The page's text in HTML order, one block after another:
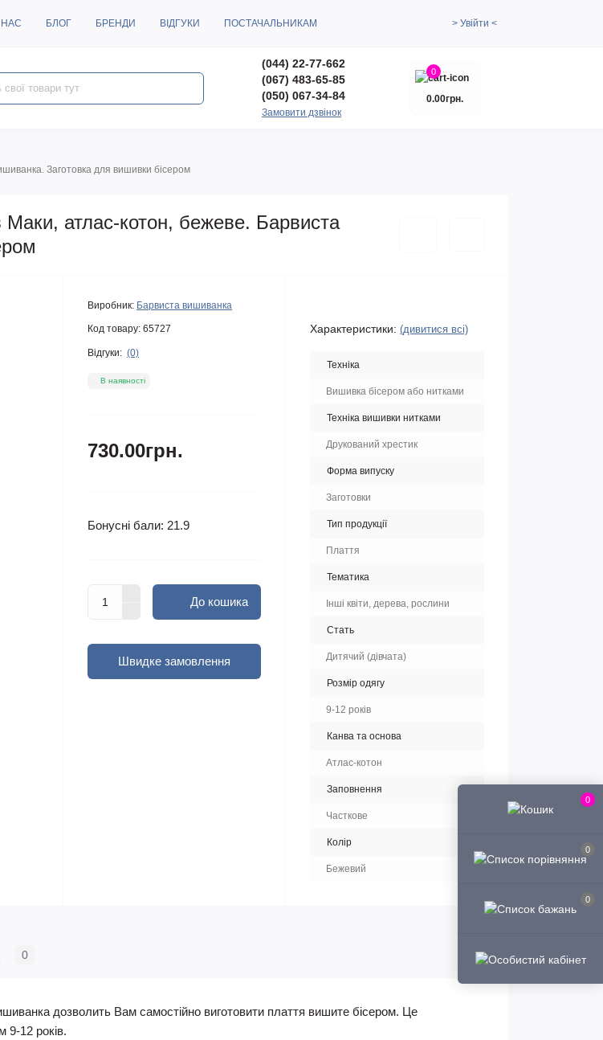
0
0
0
БЛОГ БРЕНДИ ВІДГУКИ ПОСТАЧАЛЬНИКАМ > Увійти <
(044) 22-77-662
(067) 483-65-85
(050) 067-34-84
Замовити дзвінок
0
0.00грн.
Заготовка для вишивки бісером
атлас-котон, бежеве. Барвиста
Виробник: Барвиста вишиванка
Код товару: 65727
Відгуки: (0)
В наявності
730.00грн.
Бонусні бали: 21.9
До кошика
Швидке замовлення
Характеристики: (дивитися всі)
Техніка
Вишивка бісером або нитками
Техніка вишивки нитками
Друкований хрестик
Форма випуску
Заготовки
Тип продукції
Плаття
Тематика
Інші квіти, дерева, рослини
Стать
Дитячий (дівчата)
Розмір одягу
9-12 років
Канва та основа
Атлас-котон
Заповнення
Часткове
Колір
Бежевий
0
дозволить Вам самостійно виготовити плаття вишите бісером. Це
9-12 років.